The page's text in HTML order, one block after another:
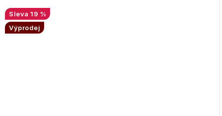
19 %
Výprodej